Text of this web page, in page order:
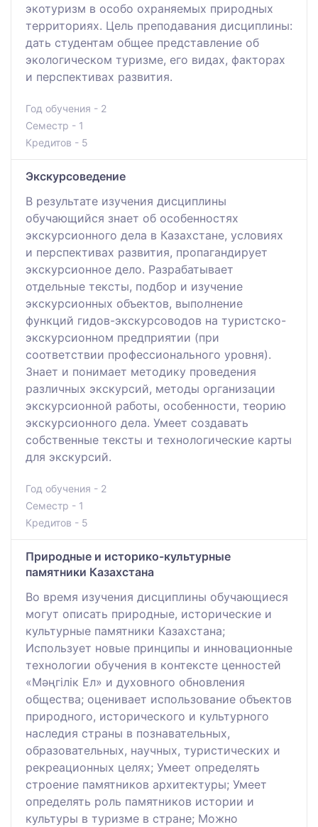
экотуризм в особо охраняемых природных
территориях. Цель преподавания дисциплины:
дать студентам общее представление об
экологическом туризме, его видах, факторах
и перспективах развития.
Год обучения - 2
Семестр - 1
Кредитов - 5
Экскурсоведение
В результате изучения дисциплины
обучающийся знает об особенностях
экскурсионного дела в Казахстане, условиях
и перспективах развития, пропагандирует
экскурсионное дело. Разрабатывает
отдельные тексты, подбор и изучение
экскурсионных объектов, выполнение
функций гидов-экскурсоводов на туристско-
экскурсионном предприятии (при
соответствии профессионального уровня).
Знает и понимает методику проведения
различных экскурсий, методы организации
экскурсионной работы, особенности, теорию
экскурсионного дела. Умеет создавать
собственные тексты и технологические карты
для экскурсий.
Год обучения - 2
Семестр - 1
Кредитов - 5
Природные и историко-культурные
памятники Казахстана
Во время изучения дисциплины обучающиеся
могут описать природные, исторические и
культурные памятники Казахстана;
Использует новые принципы и инновационные
технологии обучения в контексте ценностей
«Мәңгілік Ел» и духовного обновления
общества; оценивает использование объектов
природного, исторического и культурного
наследия страны в познавательных,
образовательных, научных, туристических и
рекреационных целях; Умеет определять
строение памятников архитектуры; Умеет
определять роль памятников истории и
культуры в туризме в стране; Можно